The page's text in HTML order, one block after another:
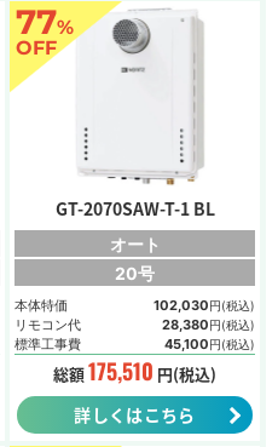
77%
OFF
GT-2070SAW-T-1 BL
オート
20号
本体特価 102,030円(税込)
リモコン代 28,380円(税込)
標準工事費 45,100円(税込)
総額175,510 円(税込)
詳しくはこちら